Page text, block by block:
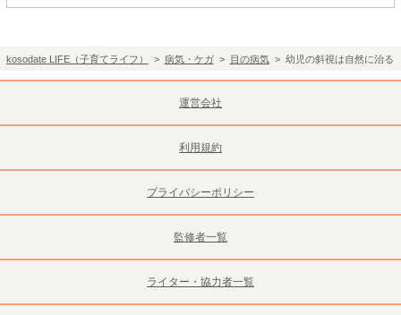
kosodate LIFE（子育てライフ） > 病気・ケガ> 目の病気> 幼児の斜視は自然に治る
運営会社
利用規約
プライバシーポリシー
監修者一覧
ライター・協力者一覧